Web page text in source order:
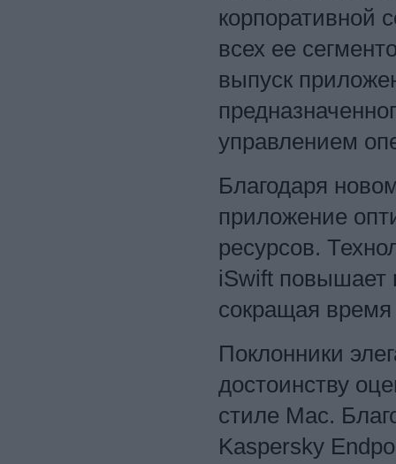
корпоративной
всех ее
выпуск
управлением
Благодаря
приложение
ресурсов.
iSwift повышает
сокращая
Поклонники
достоинству
стиле Mac.
Kaspersky